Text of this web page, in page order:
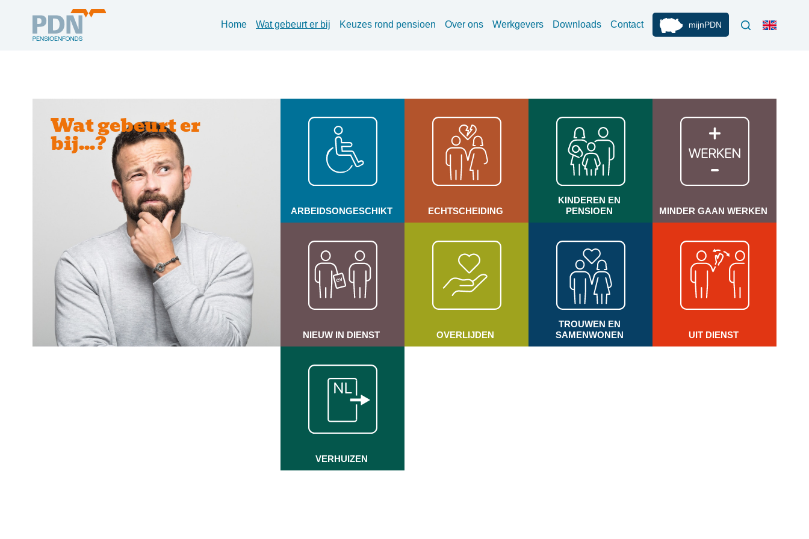
Home Wat gebeurt er bij Keuzes rond pensioen Over ons Werkgevers Downloads Contact mijnPDN
Wat gebeurt er
bij...?
ARBEIDSONGESCHIKT ECHTSCHEIDING
KINDEREN EN
PENSIOEN
MINDER GAAN WERKEN
NIEUW IN DIENST OVERLIJDEN
TROUWEN EN
SAMENWONEN
UIT DIENST
VERHUIZEN